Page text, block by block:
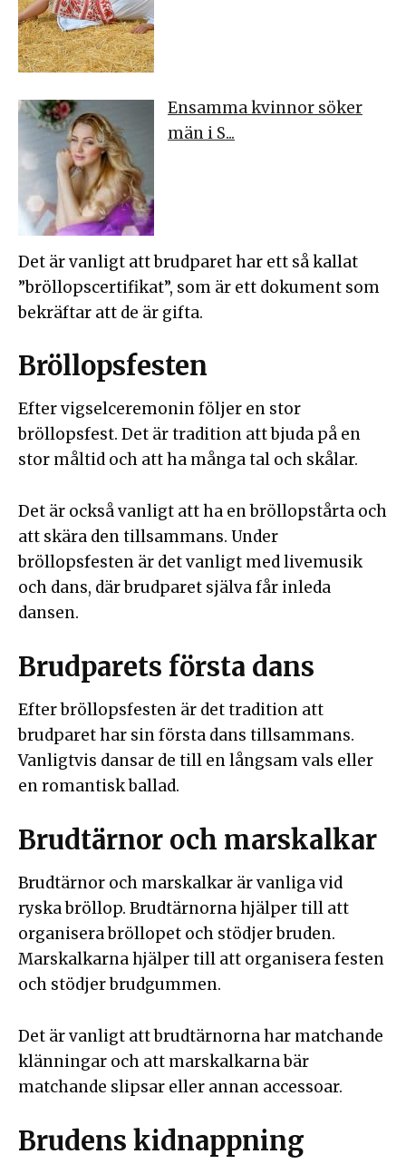
Ensamma kvinnor söker
män i S...
Det är vanligt att brudparet har ett så kallat
”bröllopscertifikat”, som är ett dokument som
bekräftar att de är gifta.
Bröllopsfesten
Efter vigselceremonin följer en stor
bröllopsfest. Det är tradition att bjuda på en
stor måltid och att ha många tal och skålar.
Det är också vanligt att ha en bröllopstårta och
att skära den tillsammans. Under
bröllopsfesten är det vanligt med livemusik
och dans, där brudparet själva får inleda
dansen.
Brudparets första dans
Efter bröllopsfesten är det tradition att
brudparet har sin första dans tillsammans.
Vanligtvis dansar de till en långsam vals eller
en romantisk ballad.
Brudtärnor och marskalkar
Brudtärnor och marskalkar är vanliga vid
ryska bröllop. Brudtärnorna hjälper till att
organisera bröllopet och stödjer bruden.
Marskalkarna hjälper till att organisera festen
och stödjer brudgummen.
Det är vanligt att brudtärnorna har matchande
klänningar och att marskalkarna bär
matchande slipsar eller annan accessoar.
Brudens kidnappning